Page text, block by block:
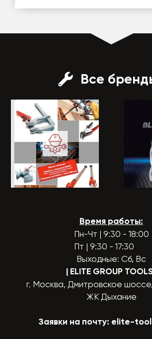
Все
Время работы:
Пн-Чт | 9:30 - 18:00
Пт | 9:30 - 17:30
Выходные: Сб, Вс
| ELITE GROUP
г. Москва, Дмитровское шоссе,
ЖК Дыхание
Заявки на почту: elite-